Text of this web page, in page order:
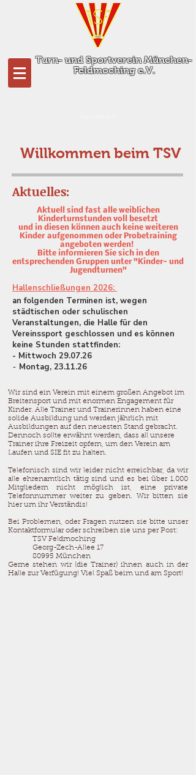
Turn- und Sportverein München-
Feldmoching e.V.
Willkommen beim TSV
Aktuelles:
Aktuell sind fast alle weiblichen
Kinderturnstunden voll besetzt
und in diesen können auch keine weiteren
Kinder aufgenommen oder Probetraining
angeboten werden!
Bitte informieren Sie sich in den
entsprechenden Gruppen unter "Kinder- und
Jugendturnen"
Hallenschließungen 2026: ​
​an folgenden Terminen ist, wegen
städtischen oder schulischen
Veranstaltungen, die Halle für den
Vereinssport geschlossen und es können
keine Stunden stattfinden:
- Mittwoch 29.07.26
​- Montag, 23.11.26
Wir sind ein Verein mit einem großen Angebot im
Breitensport und mit enormen Engagement für
Kinder. Alle Trainer und Trainerinnen haben eine
solide Ausbildung und werden jährlich mit
Ausbildungen auf den neuesten Stand gebracht.
Dennoch sollte erwähnt werden, dass all unsere
Trainer ihre Freizeit opfern, um den Verein am
Laufen und SIE fit zu halten.
Telefonisch sind wir leider nicht erreichbar, da wir
alle ehrenamtlich tätig sind und es bei über 1.000
Mitgliedern nicht möglich ist, eine private
Telefonnummer weiter zu geben. Wir bitten sie
hier um ihr Verständis!
Bei Problemen, oder Fragen nutzen sie bitte unser
Kontaktformular oder schreiben sie uns per Post:
TSV Feldmoching
Georg-Zech-Allee 17
80995 München
Gerne stehen wir (die Trainer) ihnen auch in der
Halle zur Verfügung! Viel Spaß beim und am Sport!